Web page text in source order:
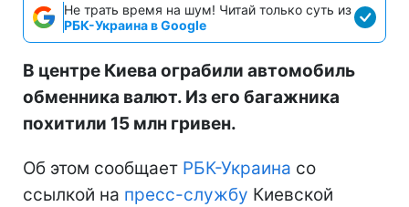
Не трать время на шум! Читай только суть из
РБК-Украина в Google
В центре Киева ограбили автомобиль
обменника валют. Из его багажника
похитили 15 млн гривен.
Об этом сообщает РБК-Украина со
ссылкой на пресс-службу Киевской